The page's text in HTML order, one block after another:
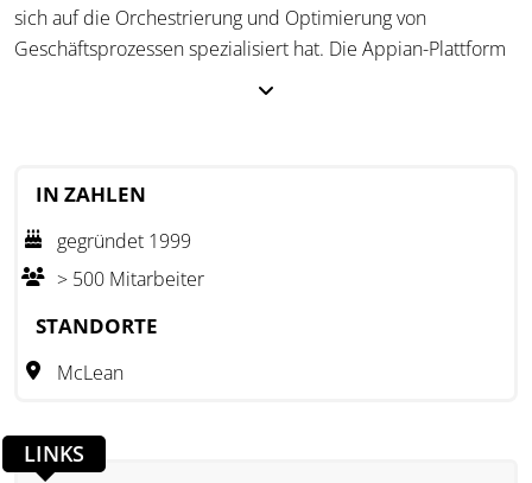
sich auf die Orchestrierung und Optimierung von
Geschäftsprozessen spezialisiert hat. Die Appian-Plattform
voranzutreiben und Arbeitsabläufe zu automatisieren.
Mit der Appian Academy bietet das Unternehmen zudem
eine Plattform zum Erwerb von Low-Code-
Automatisierungsexpertise. Nutzer können Anwendungen
durch Schulungen und umfangreiche Ressourcen
Online-Kurse als auch von Trainern geleitete
Veranstaltungen, die virtuell oder vor Ort stattfinden
IN ZAHLEN
gegründet 1999
> 500 Mitarbeiter
STANDORTE
McLean
LINKS